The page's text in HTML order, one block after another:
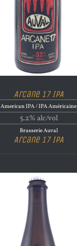
Arcane 17 IPA
American IPA / IPA Américaine
5.2% alc/vol
Brasserie Auval
Arcane 17 IPA